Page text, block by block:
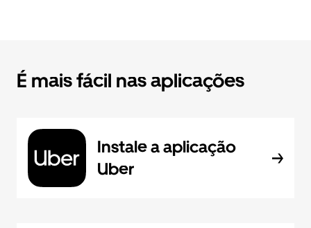
É mais fácil nas aplicações
Instale a aplicação
Uber